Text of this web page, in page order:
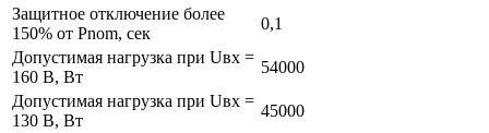
Защитное отключение более
150% от Pnom, сек
0,1
Допустимая нагрузка при Uвх =
160 В, Вт
54000
Допустимая нагрузка при Uвх =
130 В, Вт
45000